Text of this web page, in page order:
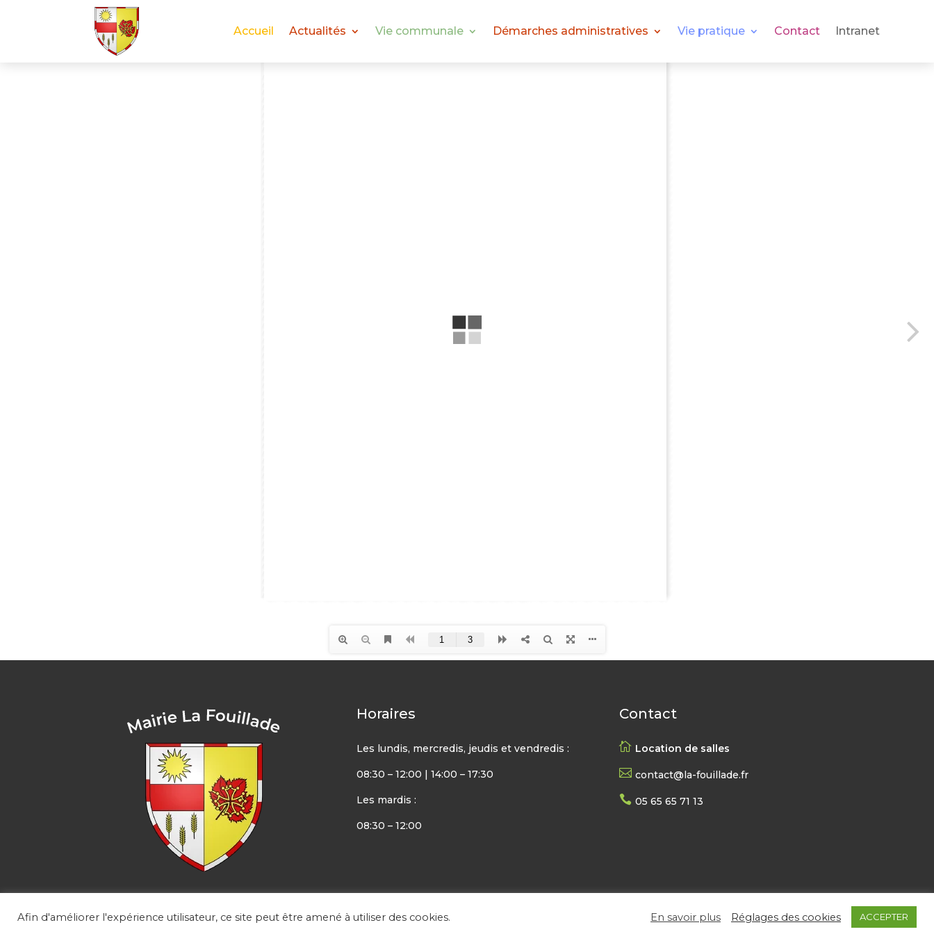
Accueil Actualités Vie communale Démarches administratives Vie pratique Contact Intranet
Horaires
Les lundis, mercredis, jeudis et vendredis :
08:30 – 12:00 | 14:00 – 17:30
Les mardis :
08:30 – 12:00
Contact
 Location de salles
 contact@la-fouillade.fr
 05 65 65 71 13
Afin d'améliorer l'expérience utilisateur, ce site peut être amené à utiliser des cookies. En savoir plus Réglages des cookies ACCEPTER